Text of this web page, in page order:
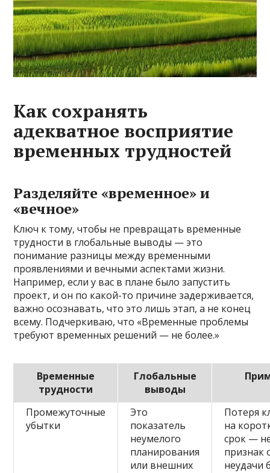
Как сохранять
адекватное восприятие
временных трудностей
Разделяйте «временное» и
«вечное»
Ключ к тому, чтобы не превращать временные
трудности в глобальные выводы — это
понимание разницы между временными
проявлениями и вечными аспектами жизни.
Например, если у вас в плане было запустить
проект, и он по какой-то причине задерживается,
важно осознавать, что это лишь этап, а не конец
всему. Подчеркиваю, что «Временные проблемы
требуют временных решений — не более.»
Временные
трудности
Глобальные
выводы
Промежуточные
убытки
Это
показатель
неумелого
планирования
или внешних
Потеря
на
срок —
признак
неудачи